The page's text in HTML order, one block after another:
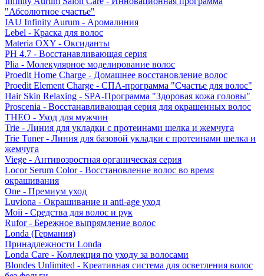
"Абсолютное счастье"
IAU Infinity Aurum - Аромалиния
Lebel - Краска для волос
Materia OXY - Оксиданты
PH 4.7 - Восстанавливающая серия
Plia - Молекулярное моделирование волос
Proedit Home Charge - Домашнее восстановление волос
Proedit Element Charge - СПА-программа "Счастье для волос"
Hair Skin Relaxing - SPA-Программа "Здоровая кожа головы"
Proscenia - Восстанавливающая серия для окрашенных волос
THEO - Уход для мужчин
Trie - Линия для укладки с протеинами шелка и жемчуга
Trie Tuner - Линия для базовой укладки с протеинами шелка и
жемчуга
Viege - Антивозростная органическая серия
Locor Serum Color - Восстановление волос во время
окрашивания
One - Премиум уход
Luviona - Окрашивание и anti-age уход
Moii - Средства для волос и рук
Rufor - Бережное выпрямление волос
Londa (Германия)
Принадлежности Londa
Londa Care - Коллекция по уходу за волосами
Blondes Unlimited - Креативная система для осветления волос